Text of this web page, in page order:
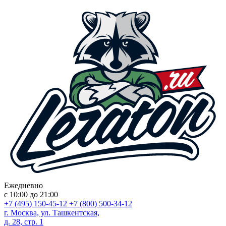
Ежедневно
с 10:00 до 21:00
+7 (495) 150-45-12 +7 (800) 500-34-12
г. Москва, ул. Ташкентская,
д. 28, стр. 1